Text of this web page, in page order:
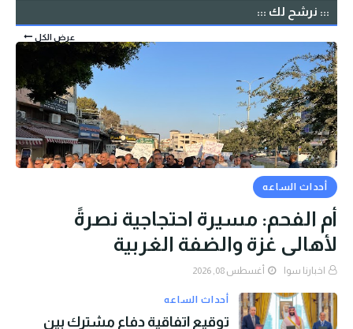
::: نرشح لك :::
عرض الكل
أحداث الساعه
أم الفحم: مسيرة احتجاجية نصرةً
لأهالي غزة والضفة الغربية
اخبارنا سوا أغسطس 08, 2026
أحداث الساعه
توقيع اتفاقية دفاع مشترك بين